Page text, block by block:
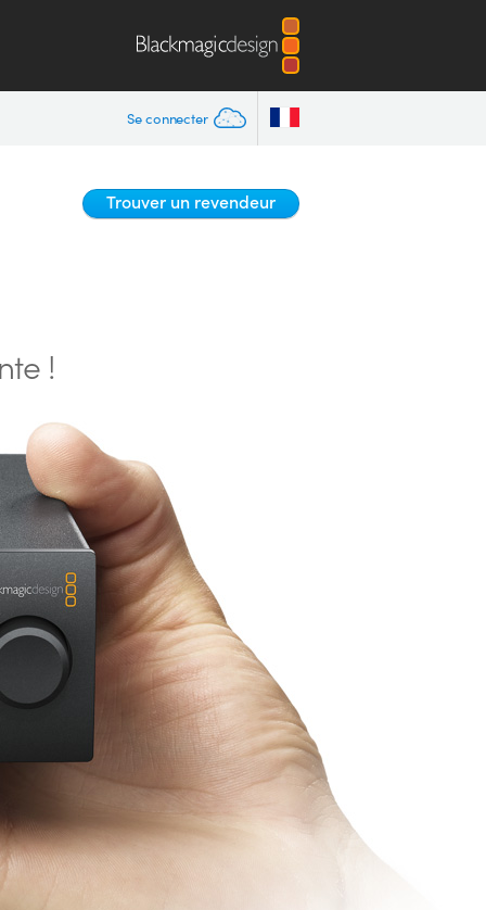
Se connecter
Trouver un revendeur
!